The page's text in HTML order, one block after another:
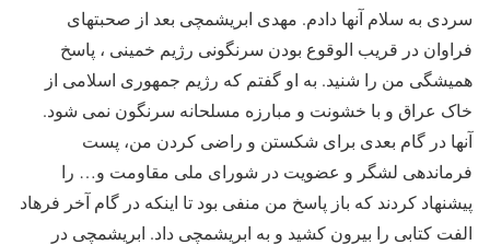
سردی به سلام آنها دادم. مهدی ابریشمچی بعد از صحبتهای
فراوان در قریب الوقوع بودن سرنگونی رژیم خمینی ، پاسخ
همیشگی من را شنید. به او گفتم که رژیم جمهوری اسلامی از
خاک عراق و با خشونت و مبارزه مسلحانه سرنگون نمی شود.
آنها در گام بعدی برای شکستن و راضی کردن من، پست
فرماندهی لشگر و عضویت در شورای ملی مقاومت و… را
پیشنهاد کردند که باز پاسخ من منفی بود تا اینکه در گام آخر فرهاد
الفت کتابی را بیرون کشید و به ابریشمچی داد. ابریشمچی در